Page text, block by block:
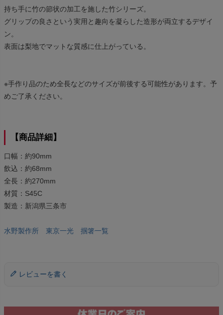
持ち手に竹の節状の加工を施した竹シリーズ。
グリップの良さという実用と趣向を凝らした造形が両立するデザイ
ン。
表面は梨地でマットな質感に仕上がっている。
※手作り品のため全長などのサイズが前後する可能性があります。予
めご了承ください。
【商品詳細】
口幅：約90mm
飲込：約68mm
全長：約270mm
材質：S45C
製造：新潟県三条市
水野製作所 東京一光 掴箸一覧
レビューを書く